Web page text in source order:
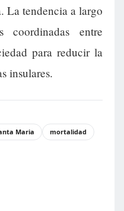
La tendencia a largo
coordinadas entre
para reducir la
insulares.
Maria
mortalidad